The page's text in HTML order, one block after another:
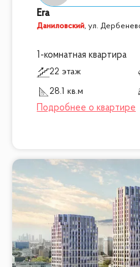
Era
Даниловский,ул.
1-комнатная квартира
22 этаж
28.1 кв.м